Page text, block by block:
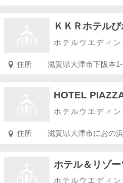
ＫＫＲホテルび
ホテルウエディン
住所 滋賀県大津市下阪本1-
HOTEL
ホテルウエディン
住所 滋賀県大津市におの
ホテル＆リゾ
ホテルウエディン